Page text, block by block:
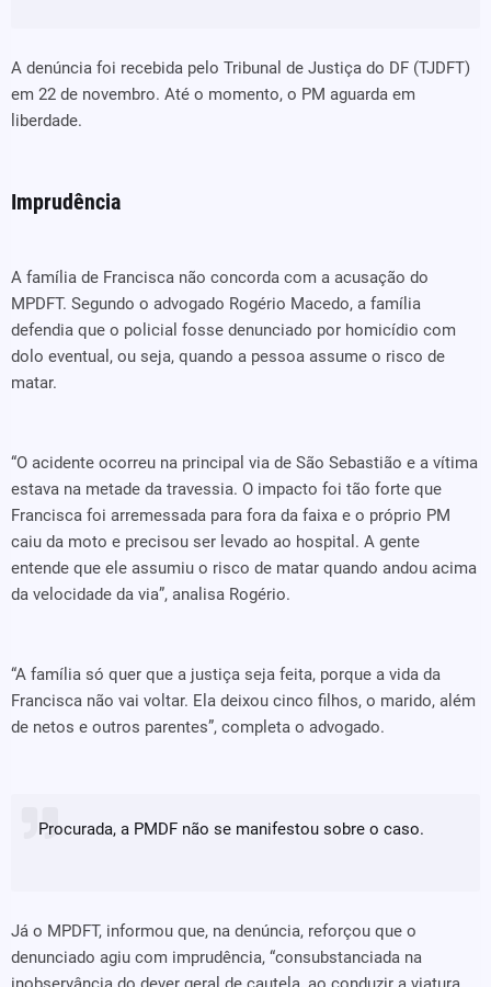
A denúncia foi recebida pelo Tribunal de Justiça do DF (TJDFT)
em 22 de novembro. Até o momento, o PM aguarda em
liberdade.
Imprudência
A família de Francisca não concorda com a acusação do
MPDFT. Segundo o advogado Rogério Macedo, a família
defendia que o policial fosse denunciado por homicídio com
dolo eventual, ou seja, quando a pessoa assume o risco de
matar.
“O acidente ocorreu na principal via de São Sebastião e a vítima
estava na metade da travessia. O impacto foi tão forte que
Francisca foi arremessada para fora da faixa e o próprio PM
caiu da moto e precisou ser levado ao hospital. A gente
entende que ele assumiu o risco de matar quando andou acima
da velocidade da via”, analisa Rogério.
“A família só quer que a justiça seja feita, porque a vida da
Francisca não vai voltar. Ela deixou cinco filhos, o marido, além
de netos e outros parentes”, completa o advogado.
Procurada, a PMDF não se manifestou sobre o caso.
Já o MPDFT, informou que, na denúncia, reforçou que o
denunciado agiu com imprudência, “consubstanciada na